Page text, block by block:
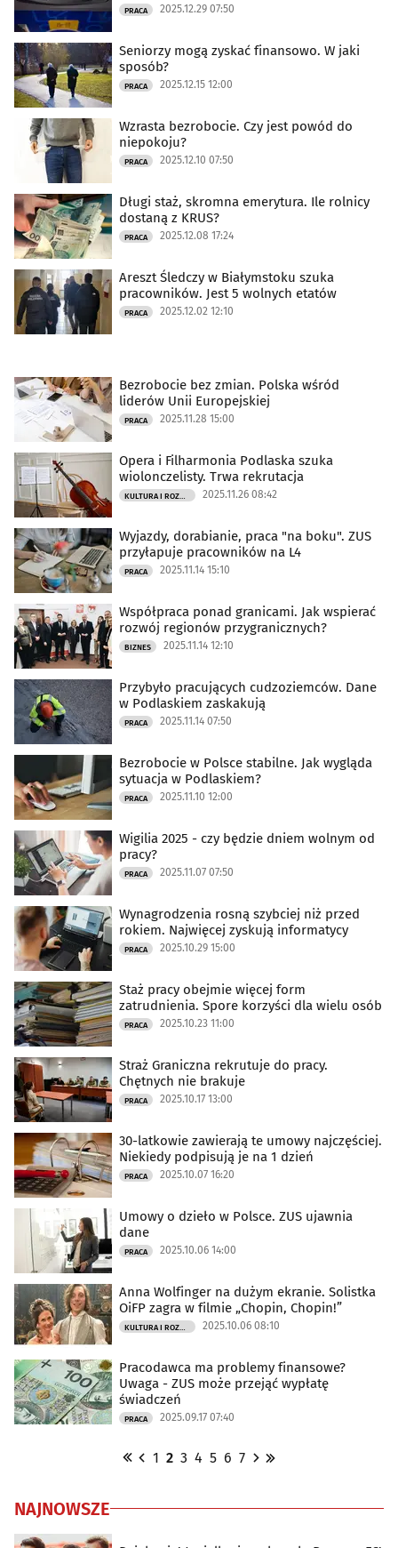
PRACA 2025.12.29 07:50
Seniorzy mogą zyskać finansowo. W jaki
sposób?
PRACA 2025.12.15 12:00
Wzrasta bezrobocie. Czy jest powód do
niepokoju?
PRACA 2025.12.10 07:50
Długi staż, skromna emerytura. Ile rolnicy
dostaną z KRUS?
PRACA 2025.12.08 17:24
Areszt Śledczy w Białymstoku szuka
pracowników. Jest 5 wolnych etatów
PRACA 2025.12.02 12:10
Bezrobocie bez zmian. Polska wśród
liderów Unii Europejskiej
PRACA 2025.11.28 15:00
Opera i Filharmonia Podlaska szuka
wiolonczelisty. Trwa rekrutacja
2025.11.26 08:42
Wyjazdy, dorabianie, praca "na boku". ZUS
przyłapuje pracowników na L4
PRACA 2025.11.14 15:10
Współpraca ponad granicami. Jak wspierać
rozwój regionów przygranicznych?
BIZNES 2025.11.14 12:10
Przybyło pracujących cudzoziemców. Dane
w Podlaskiem zaskakują
PRACA 2025.11.14 07:50
Bezrobocie w Polsce stabilne. Jak wygląda
sytuacja w Podlaskiem?
PRACA 2025.11.10 12:00
Wigilia 2025 - czy będzie dniem wolnym od
pracy?
PRACA 2025.11.07 07:50
Wynagrodzenia rosną szybciej niż przed
rokiem. Najwięcej zyskują informatycy
PRACA 2025.10.29 15:00
Staż pracy obejmie więcej form
zatrudnienia. Spore korzyści dla wielu osób
PRACA 2025.10.23 11:00
Straż Graniczna rekrutuje do pracy.
Chętnych nie brakuje
PRACA 2025.10.17 13:00
30-latkowie zawierają te umowy najczęściej.
Niekiedy podpisują je na 1 dzień
PRACA 2025.10.07 16:20
Umowy o dzieło w Polsce. ZUS ujawnia
dane
PRACA 2025.10.06 14:00
Anna Wolfinger na dużym ekranie. Solistka
OiFP zagra w filmie „Chopin, Chopin!”
2025.10.06 08:10
Pracodawca ma problemy finansowe?
Uwaga - ZUS może przejąć wypłatę
świadczeń
PRACA 2025.09.17 07:40
1 2 3 4 5 6 7
NAJNOWSZE